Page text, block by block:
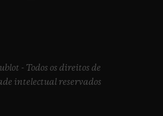
- Todos os direitos de
intelectual reservados